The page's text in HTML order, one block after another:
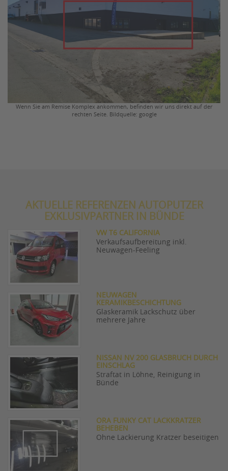
Wenn Sie am Remise Komplex ankommen, befinden wir uns direkt auf der
rechten Seite. Bildquelle: google
AKTUELLE REFERENZEN AUTOPUTZER
EXKLUSIVPARTNER IN BÜNDE
VW T6 CALIFORNIA
Verkaufsaufbereitung inkl.
Neuwagen-Feeling
NEUWAGEN
KERAMIKBESCHICHTUNG
Glaskeramik Lackschutz über
mehrere Jahre
NISSAN NV 200 GLASBRUCH DURCH
EINSCHLAG
Straftat in Löhne, Reinigung in
Bünde
ORA FUNKY CAT LACKKRATZER
BEHEBEN
Ohne Lackierung Kratzer beseitigen